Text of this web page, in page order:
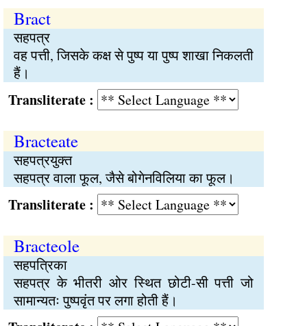
Bract
सहपत्र
वह पत्ती, जिसके कक्ष से पुष्प या पुष्प शाखा निकलती
हैं।
:
Bracteate
सहपत्रयुक्त
सहपत्र वाला फूल, जैसे बोगेनविलिया का फूल।
:
Bracteole
सहपत्रिका
सहपत्र के भीतरी ओर स्थित छोटी-सी पत्ती जो
सामान्यतः पुष्पवृंत पर लगा होती हैं।